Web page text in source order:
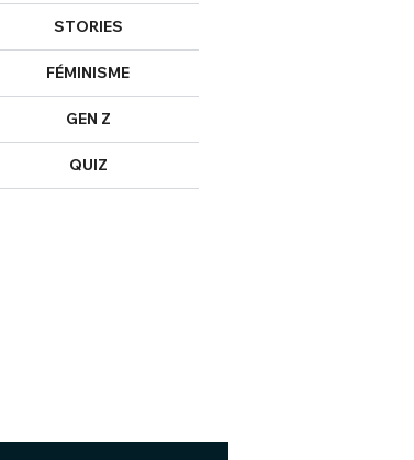
STORIES
FÉMINISME
GEN Z
QUIZ